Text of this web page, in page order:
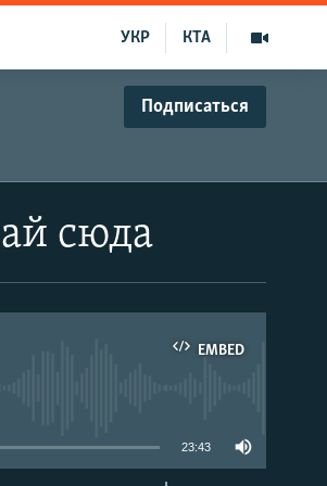
КТА
УКР
Подписаться
сюда
EMBED
23:43